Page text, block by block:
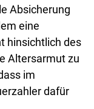
Absicherung
eine
hinsichtlich des
Altersarmut zu
im
dafür